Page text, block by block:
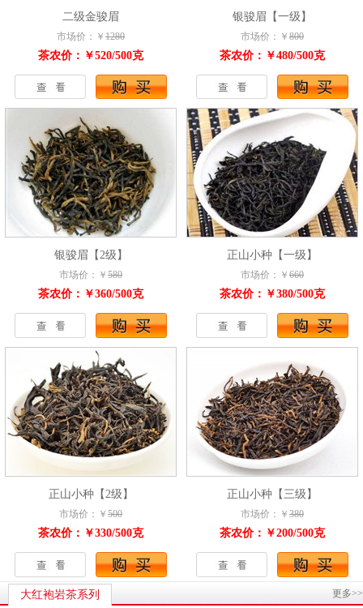
二级金骏眉
市场价：￥ 1280
茶农价：￥520/500克
银骏眉【一级】
市场价：￥ 800
茶农价：￥480/500克
银骏眉【2级】
市场价：￥ 580
茶农价：￥360/500克
正山小种【一级】
市场价：￥ 660
茶农价：￥380/500克
正山小种【2级】
市场价：￥ 500
茶农价：￥330/500克
正山小种【三级】
市场价：￥ 380
茶农价：￥200/500克
大红袍岩茶系列 更多>>